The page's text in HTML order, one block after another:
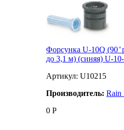
Форсунка U-10Q (90
до 3,1 м) (синяя) U-
Артикул: U10215
Производитель:Rain
0 Р